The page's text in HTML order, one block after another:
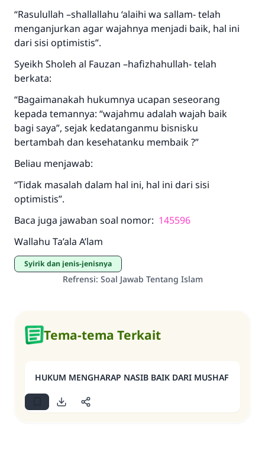
“Rasulullah –shallallahu ‘alaihi wa sallam- telah
menganjurkan agar wajahnya menjadi baik, hal ini
dari sisi optimistis”.
Syeikh Sholeh al Fauzan –hafizhahullah- telah
berkata:
“Bagaimanakah hukumnya ucapan seseorang
kepada temannya: “wajahmu adalah wajah baik
bagi saya”, sejak kedatanganmu bisnisku
bertambah dan kesehatanku membaik ?”
Beliau menjawab:
“Tidak masalah dalam hal ini, hal ini dari sisi
optimistis”.
Baca juga jawaban soal nomor: 145596
Wallahu Ta’ala A’lam
Syirik dan jenis-jenisnya
Refrensi: Soal Jawab Tentang Islam
Tema-tema Terkait
HUKUM MENGHARAP NASIB BAIK DARI MUSHAF